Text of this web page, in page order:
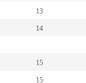
13
14
15
15